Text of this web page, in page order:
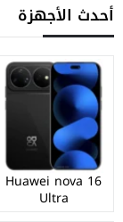
أحدث الأجهزة
Huawei nova 16
Ultra